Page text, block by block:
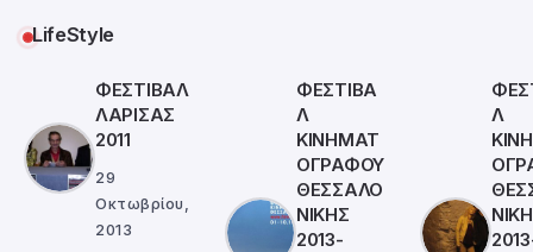
LifeStyle
ΦΕΣΤΙΒΑΛ
ΛΑΡΙΣΑΣ
2011
29
Οκτωβρίου,
2013
ΦΕΣΤΙΒΑ
Λ
ΚΙΝΗΜΑΤ
ΟΓΡΑΦΟΥ
ΘΕΣΣΑΛΟ
ΝΙΚΗΣ
2013-
Λ